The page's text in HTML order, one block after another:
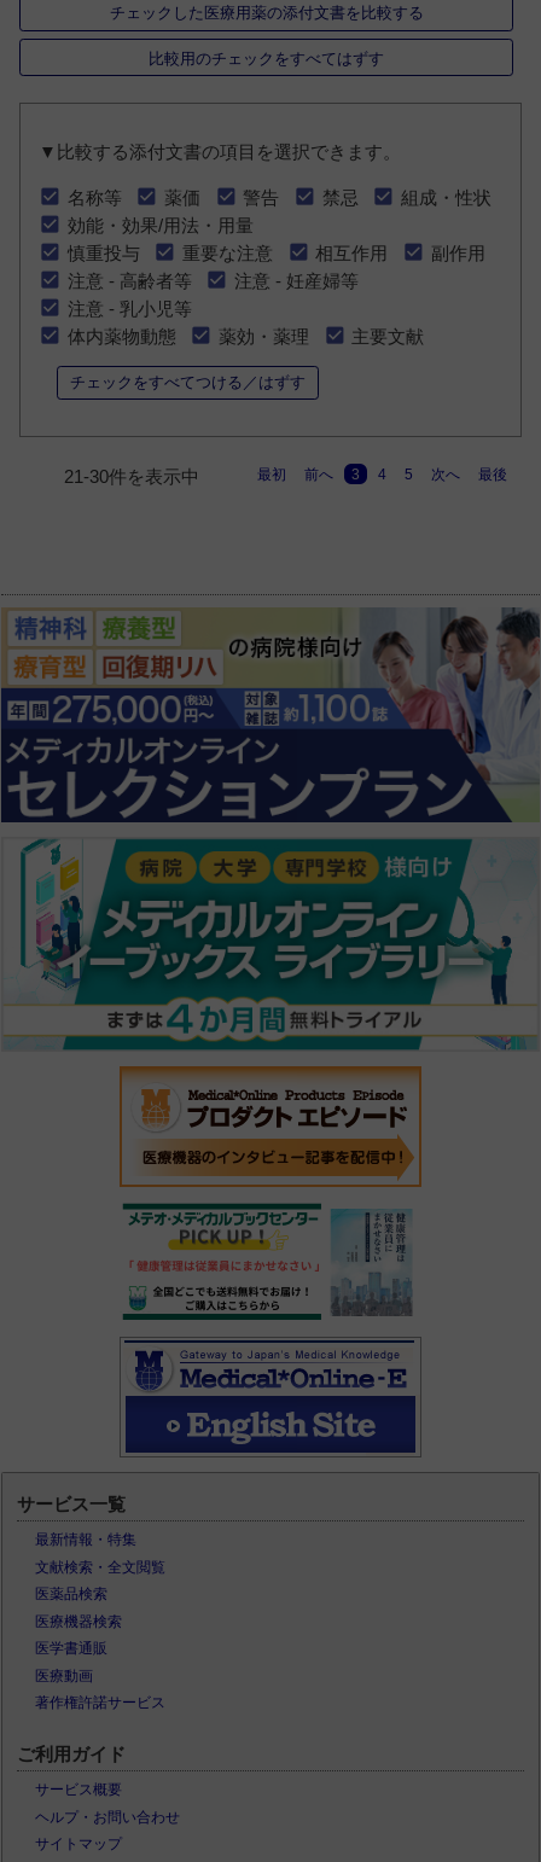
チェックした医療用薬の添付文書を比較する
比較用のチェックをすべてはずす
▼比較する添付文書の項目を選択できます。
名称等 薬価 警告 禁忌
組成・性状
効能・効果/用法・用量
慎重投与
重要な注意 相互作用
副作用
注意 - 高齢者等
注意 - 妊産婦等
注意 - 乳小児等
体内薬物動態
薬効・薬理 主要文献
チェックをすべてつける／はずす
21-30件を表示中 最初 前へ 3 4 5 次へ 最後
サービス一覧
最新情報・特集
文献検索・全文閲覧
医薬品検索
医療機器検索
医学書通販
医療動画
著作権許諾サービス
ご利用ガイド
サービス概要
ヘルプ・お問い合わせ
サイトマップ